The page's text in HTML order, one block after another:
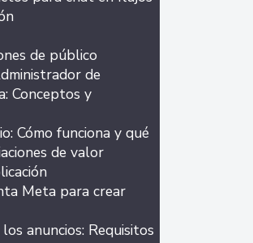
de público
de
Conceptos y
Cómo funciona y qué
de valor
Meta para crear
anuncios: Requisitos